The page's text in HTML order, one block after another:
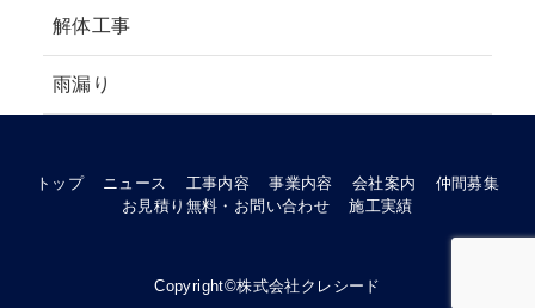
解体工事
雨漏り
トップ ニュース 工事内容 事業内容 会社案内
仲間募集
お見積り無料・お問い合わせ
施工実績
Copyright©株式会社クレシード